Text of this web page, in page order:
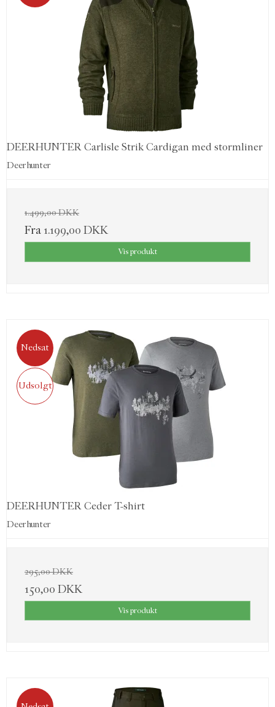
DEERHUNTER Carlisle Strik Cardigan med stormliner
Deerhunter
1.499,00 DKK
Fra 1.199,00 DKK
Vis produkt
Nedsat
Udsolgt
DEERHUNTER Ceder T-shirt
Deerhunter
295,00 DKK
150,00 DKK
Vis produkt